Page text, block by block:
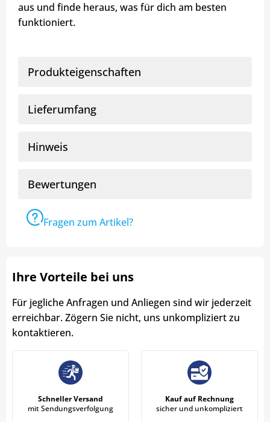
aus und finde heraus, was für dich am besten
funktioniert.
Produkteigenschaften
Lieferumfang
Hinweis
Bewertungen
Fragen zum Artikel?
Ihre Vorteile bei uns
Für jegliche Anfragen und Anliegen sind wir jederzeit
erreichbar. Zögern Sie nicht, uns unkompliziert zu
kontaktieren.
Schneller Versand
mit Sendungsverfolgung
Kauf auf Rechnung
sicher und unkompliziert